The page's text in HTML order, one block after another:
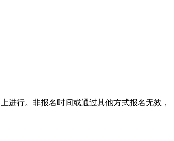
进行。非报名时间或通过其他方式报名无效，